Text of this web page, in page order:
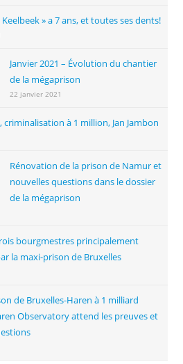
Keelbeek » a 7 ans, et toutes ses dents!
Janvier 2021 – Évolution du chantier
de la mégaprison
22 janvier 2021
criminalisation à 1 million, Jan Jambon
Rénovation de la prison de Namur et
nouvelles questions dans le dossier
de la mégaprison
bourgmestres principalement
la maxi-prison de Bruxelles
de Bruxelles-Haren à 1 milliard
Observatory attend les preuves et